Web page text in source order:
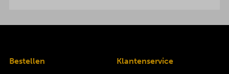
Bestellen
Klantenservice